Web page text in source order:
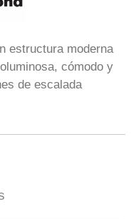
estructura moderna
cómodo y
de escalada